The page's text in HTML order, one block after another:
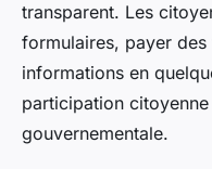
transparent. Les
formulaires, payer
informations en
participation
gouvernementale.